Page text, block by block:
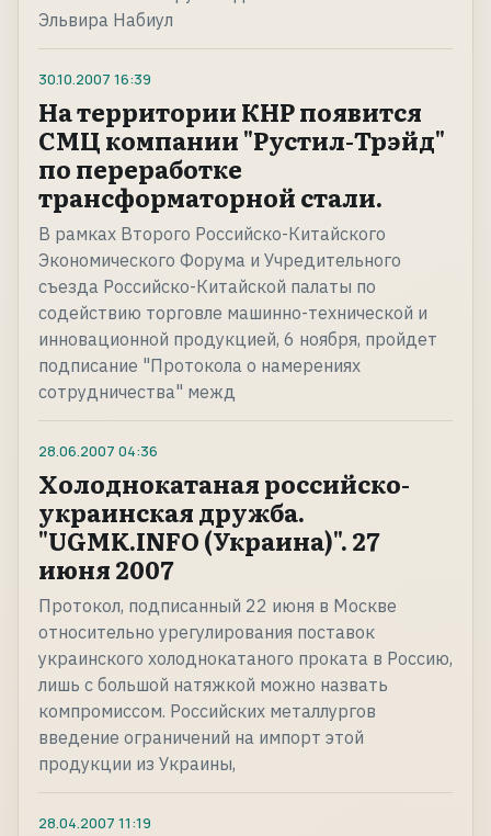
Эльвира Набиул
30.10.2007 16:39
На территории КНР появится
СМЦ компании "Рустил-Трэйд"
по переработке
трансформаторной стали.
В рамках Второго Российско-Китайского
Экономического Форума и Учредительного
съезда Российско-Китайской палаты по
содействию торговле машинно-технической и
инновационной продукцией, 6 ноября, пройдет
подписание "Протокола о намерениях
сотрудничества" межд
28.06.2007 04:36
Холоднокатаная российско-
украинская дружба.
"UGMK.INFO (Украина)". 27
июня 2007
Протокол, подписанный 22 июня в Москве
относительно урегулирования поставок
украинского холоднокатаного проката в Россию,
лишь с большой натяжкой можно назвать
компромиссом. Российских металлургов
введение ограничений на импорт этой
продукции из Украины,
28.04.2007 11:19